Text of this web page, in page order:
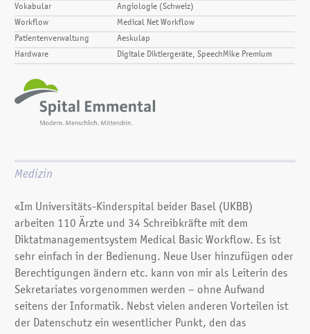
Vokabular
Angiologie (Schweiz)
Workflow
Medical Net Workflow
Patientenverwaltung
Aeskulap
Hardware
Digitale Diktiergeräte, SpeechMike Premium
Medizin
«Im Universitäts-Kinderspital beider Basel (UKBB)
arbeiten 110 Ärzte und 34 Schreibkräfte mit dem
Diktatmanagementsystem Medical Basic Workflow. Es ist
sehr einfach in der Bedienung. Neue User hinzufügen oder
Berechtigungen ändern etc. kann von mir als Leiterin des
Sekretariates vorgenommen werden – ohne Aufwand
seitens der Informatik. Nebst vielen anderen Vorteilen ist
der Datenschutz ein wesentlicher Punkt, den das